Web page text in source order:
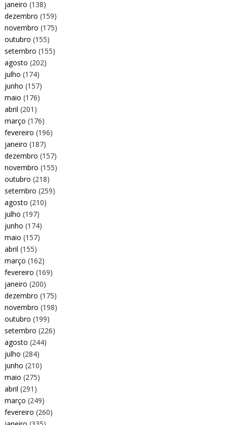
janeiro (138)
dezembro (159)
novembro (175)
outubro (155)
setembro (155)
agosto (202)
julho (174)
junho (157)
maio (176)
abril (201)
março (176)
fevereiro (196)
janeiro (187)
dezembro (157)
novembro (155)
outubro (218)
setembro (259)
agosto (210)
julho (197)
junho (174)
maio (157)
abril (155)
março (162)
fevereiro (169)
janeiro (200)
dezembro (175)
novembro (198)
outubro (199)
setembro (226)
agosto (244)
julho (284)
junho (210)
maio (275)
abril (291)
março (249)
fevereiro (260)